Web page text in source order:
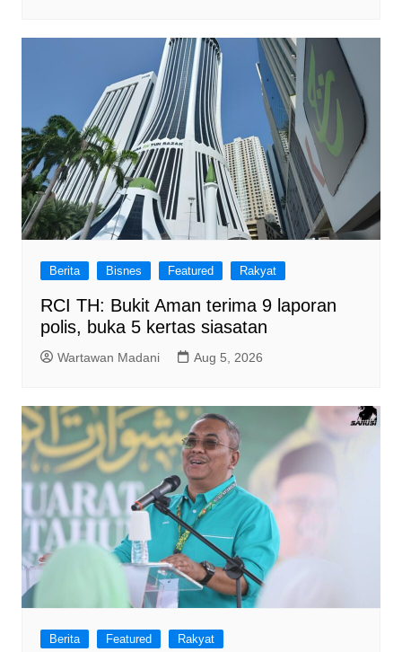
Berita Bisnes Featured Rakyat
RCI TH: Bukit Aman terima 9 laporan
polis, buka 5 kertas siasatan
Wartawan Madani Aug 5, 2026
Berita Featured Rakyat